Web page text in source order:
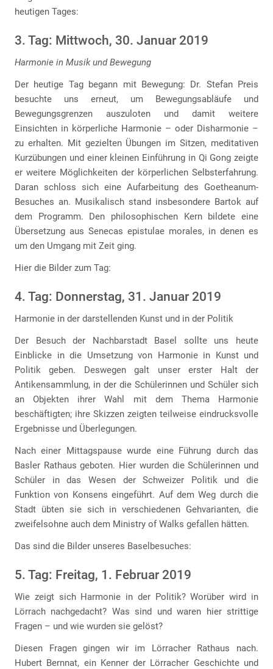
heutigen Tages:
3. Tag: Mittwoch, 30. Januar 2019
Harmonie in Musik und Bewegung
Der heutige Tag begann mit Bewegung: Dr. Stefan Preis
besuchte uns erneut, um Bewegungsabläufe und
Bewegungsgrenzen auszuloten und damit weitere
Einsichten in körperliche Harmonie – oder Disharmonie –
zu erhalten. Mit gezielten Übungen im Sitzen, meditativen
Kurzübungen und einer kleinen Einführung in Qi Gong zeigte
er weitere Möglichkeiten der körperlichen Selbsterfahrung.
Daran schloss sich eine Aufarbeitung des Goetheanum-
Besuches an. Musikalisch stand insbesondere Bartok auf
dem Programm. Den philosophischen Kern bildete eine
Übersetzung aus Senecas epistulae morales, in denen es
um den Umgang mit Zeit ging.
Hier die Bilder zum Tag:
4. Tag: Donnerstag, 31. Januar 2019
Harmonie in der darstellenden Kunst und in der Politik
Der Besuch der Nachbarstadt Basel sollte uns heute
Einblicke in die Umsetzung von Harmonie in Kunst und
Politik geben. Deswegen galt unser erster Halt der
Antikensammlung, in der die Schülerinnen und Schüler sich
an Objekten ihrer Wahl mit dem Thema Harmonie
beschäftigten; ihre Skizzen zeigten teilweise eindrucksvolle
Ergebnisse und Überlegungen.
Nach einer Mittagspause wurde eine Führung durch das
Basler Rathaus geboten. Hier wurden die Schülerinnen und
Schüler in das Wesen der Schweizer Politik und die
Funktion von Konsens eingeführt. Auf dem Weg durch die
Stadt übten sie sich in verschiedenen Gehvarianten, die
zweifelsohne auch dem Ministry of Walks gefallen hätten.
Das sind die Bilder unseres Baselbesuches:
5. Tag: Freitag, 1. Februar 2019
Wie zeigt sich Harmonie in der Politik? Worüber wird in
Lörrach nachgedacht? Was sind und waren hier strittige
Fragen – und wie wurden sie gelöst?
Diesen Fragen gingen wir im Lörracher Rathaus nach.
Hubert Bernnat, ein Kenner der Lörracher Geschichte und